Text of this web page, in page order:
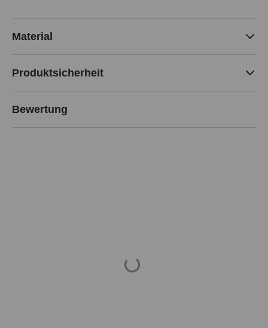
Material
Produktsicherheit
Bewertung
Loading...